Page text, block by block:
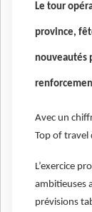
Le tour
province,
nouveautés
Avec un
Top of travel
L’exercice
ambitieuses
prévisions